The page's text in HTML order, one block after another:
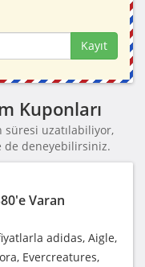
Kayıt
Kuponları
süresi uzatılabiliyor,
de deneyebilirsiniz.
Varan
adidas, Aigle,
Evercreatures,